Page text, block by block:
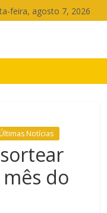
feira, agosto 7, 2026
Últimas Notícias
do